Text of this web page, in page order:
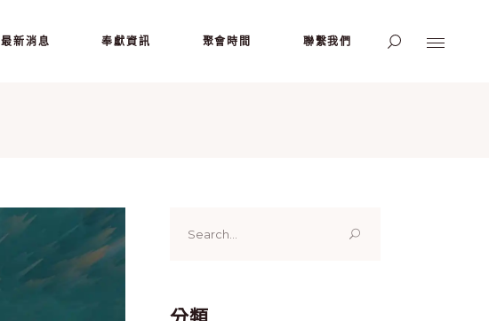
最新消息 奉獻資訊 聚會時間 聯繫我們
for: